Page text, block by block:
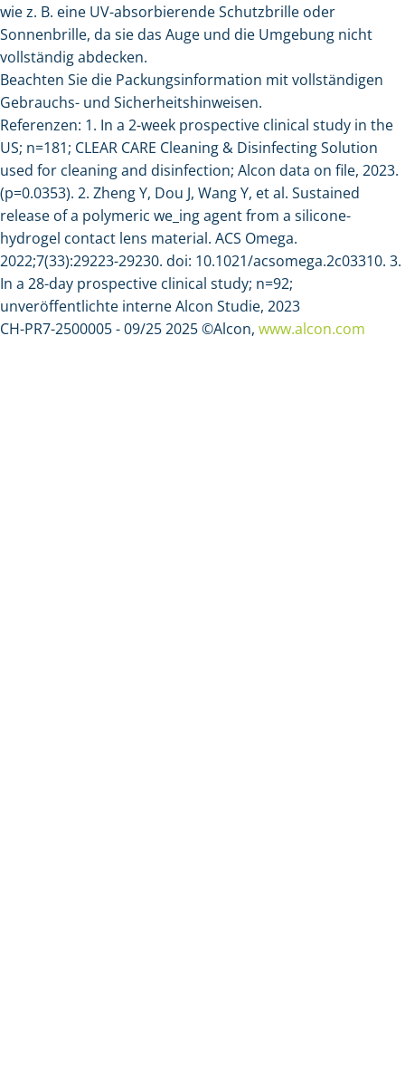
wie z. B. eine UV-absorbierende Schutzbrille oder
Sonnenbrille, da sie das Auge und die Umgebung nicht
vollständig abdecken.
Beachten Sie die Packungsinformation mit vollständigen
Gebrauchs- und Sicherheitshinweisen.
Referenzen: 1. In a 2-week prospective clinical study in the
US; n=181; CLEAR CARE Cleaning & Disinfecting Solution
used for cleaning and disinfection; Alcon data on file, 2023.
(p=0.0353). 2. Zheng Y, Dou J, Wang Y, et al. Sustained
release of a polymeric we_ing agent from a silicone-
hydrogel contact lens material. ACS Omega.
2022;7(33):29223-29230. doi: 10.1021/acsomega.2c03310. 3.
In a 28-day prospective clinical study; n=92;
unveröffentlichte interne Alcon Studie, 2023
CH-PR7-2500005 - 09/25 2025 ©Alcon, www.alcon.com